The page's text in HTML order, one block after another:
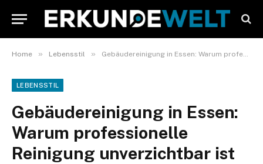
Home » Lebensstil » Gebäudereinigung in Essen: Warum professionelle Reinigung unverzichtbar ist
LEBENSSTIL
Gebäudereinigung in Essen:
Warum professionelle
Reinigung unverzichtbar ist